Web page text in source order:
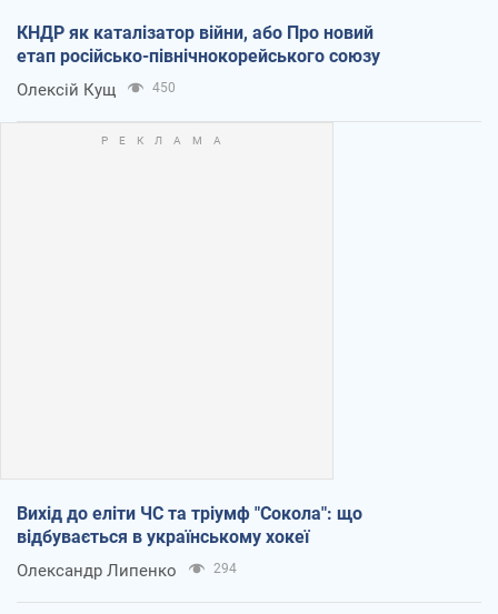
КНДР як каталізатор війни, або Про новий
етап російсько-північнокорейського союзу
Олексій Кущ 450
Вихід до еліти ЧС та тріумф "Сокола": що
відбувається в українському хокеї
Олександр Липенко 294